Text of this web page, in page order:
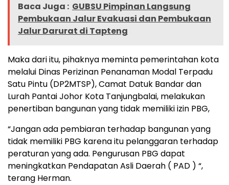
Baca Juga : GUBSU Pimpinan Langsung
Pembukaan Jalur Evakuasi dan Pembukaan
Jalur Darurat di Tapteng
Maka dari itu, pihaknya meminta pemerintahan kota
melalui Dinas Perizinan Penanaman Modal Terpadu
Satu Pintu (DP2MTSP), Camat Datuk Bandar dan
Lurah Pantai Johor Kota Tanjungbalai, melakukan
penertiban bangunan yang tidak memiliki izin PBG,
“Jangan ada pembiaran terhadap bangunan yang
tidak memiliki PBG karena itu pelanggaran terhadap
peraturan yang ada. Pengurusan PBG dapat
meningkatkan Pendapatan Asli Daerah ( PAD ) “,
terang Herman.